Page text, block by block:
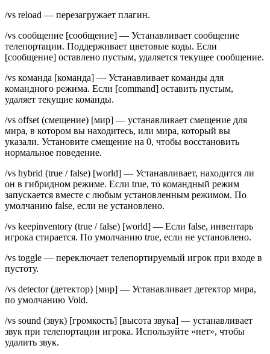
/vs reload — перезагружает плагин.
/vs сообщение [сообщение] — Устанавливает сообщение
телепортации. Поддерживает цветовые коды. Если
[сообщение] оставлено пустым, удаляется текущее сообщение.
/vs команда [команда] — Устанавливает команды для
командного режима. Если [command] оставить пустым,
удаляет текущие команды.
/vs offset (смещение) [мир] — устанавливает смещение для
мира, в котором вы находитесь, или мира, который вы
указали. Установите смещение на 0, чтобы восстановить
нормальное поведение.
/vs hybrid (true / false) [world] — Устанавливает, находится ли
он в гибридном режиме. Если true, то командный режим
запускается вместе с любым установленным режимом. По
умолчанию false, если не установлено.
/vs keepinventory (true / false) [world] — Если false, инвентарь
игрока стирается. По умолчанию true, если не установлено.
/vs toggle — переключает телепортируемый игрок при входе в
пустоту.
/vs detector (детектор) [мир] — Устанавливает детектор мира,
по умолчанию Void.
/vs sound (звук) [громкость] [высота звука] — устанавливает
звук при телепортации игрока. Используйте «нет», чтобы
удалить звук.